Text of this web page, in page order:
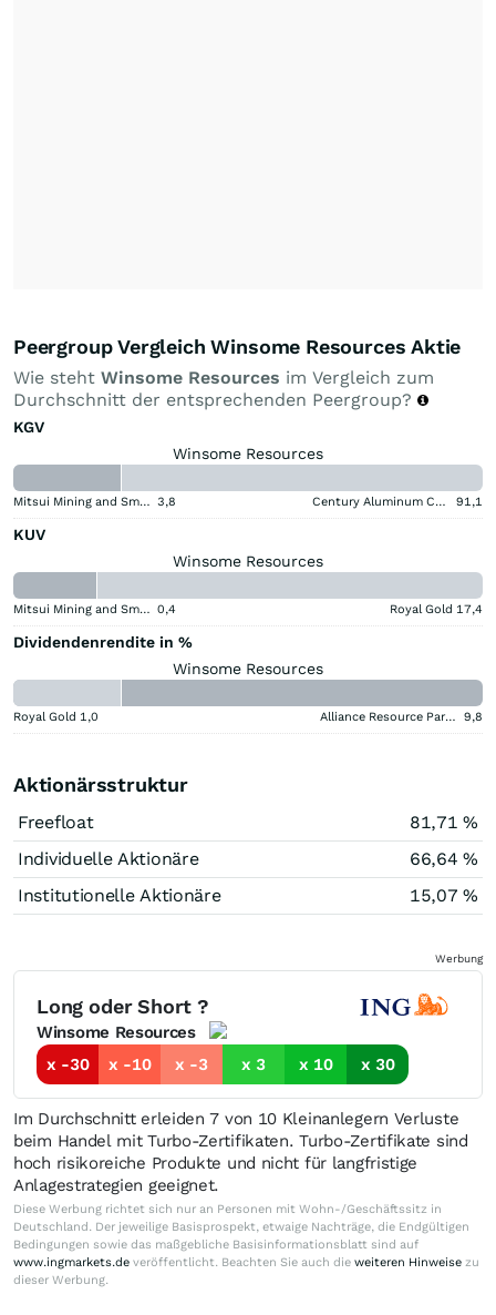
Peergroup Vergleich Winsome Resources Aktie
Wie steht Winsome Resources im Vergleich zum
Durchschnitt der entsprechenden Peergroup?
KGV
Winsome Resources
Mitsui Mining and Smelting Company 3,8 Century Aluminum Company 91,1
KUV
Winsome Resources
Mitsui Mining and Smelting Company 0,4 Royal Gold 17,4
Dividendenrendite in %
Winsome Resources
Royal Gold 1,0 Alliance Resource Partners 9,8
Aktionärsstruktur
Freefloat
81,71 %
Individuelle Aktionäre
66,64 %
Institutionelle Aktionäre
15,07 %
Werbung
Long oder Short ?
Winsome Resources
x -30
x -10 x -3 x 3 x 10 x 30
Im Durchschnitt erleiden 7 von 10 Kleinanlegern Verluste
beim Handel mit Turbo-Zertifikaten. Turbo-Zertifikate sind
hoch risikoreiche Produkte und nicht für langfristige
Anlagestrategien geeignet.
Diese Werbung richtet sich nur an Personen mit Wohn-/Geschäftssitz in
Deutschland. Der jeweilige Basisprospekt, etwaige Nachträge, die Endgültigen
Bedingungen sowie das maßgebliche Basisinformationsblatt sind auf
www.ingmarkets.de veröffentlicht. Beachten Sie auch die weiteren Hinweise zu
dieser Werbung.